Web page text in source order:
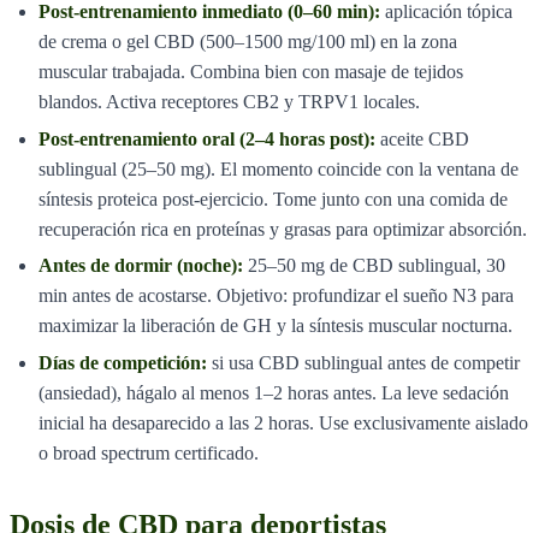
Post-entrenamiento inmediato (0–60 min): aplicación tópica
de crema o gel CBD (500–1500 mg/100 ml) en la zona
muscular trabajada. Combina bien con masaje de tejidos
blandos. Activa receptores CB2 y TRPV1 locales.
Post-entrenamiento oral (2–4 horas post): aceite CBD
sublingual (25–50 mg). El momento coincide con la ventana de
síntesis proteica post-ejercicio. Tome junto con una comida de
recuperación rica en proteínas y grasas para optimizar absorción.
Antes de dormir (noche): 25–50 mg de CBD sublingual, 30
min antes de acostarse. Objetivo: profundizar el sueño N3 para
maximizar la liberación de GH y la síntesis muscular nocturna.
Días de competición: si usa CBD sublingual antes de competir
(ansiedad), hágalo al menos 1–2 horas antes. La leve sedación
inicial ha desaparecido a las 2 horas. Use exclusivamente aislado
o broad spectrum certificado.
Dosis de CBD para deportistas